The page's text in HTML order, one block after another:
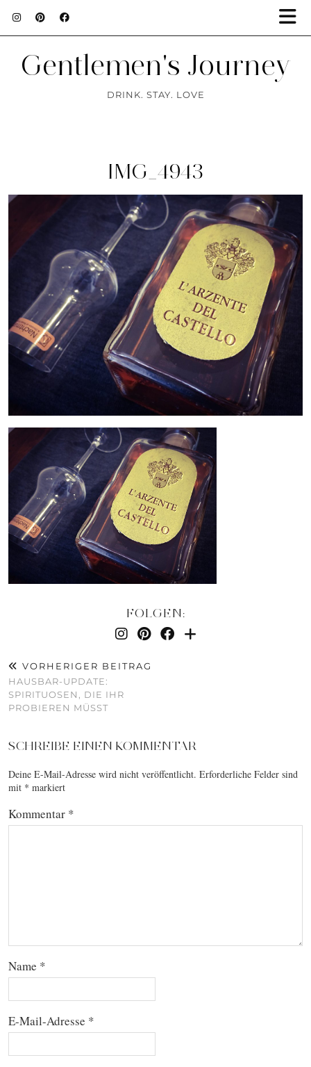
Gentlemen's Journey
DRINK. STAY. LOVE
IMG_4943
FOLGEN:
VORHERIGER BEITRAG
HAUSBAR-UPDATE:
SPIRITUOSEN, DIE IHR
PROBIEREN MÜSST
SCHREIBE EINEN KOMMENTAR
Deine E-Mail-Adresse wird nicht veröffentlicht. Erforderliche Felder sind
mit * markiert
Kommentar *
Name *
E-Mail-Adresse *